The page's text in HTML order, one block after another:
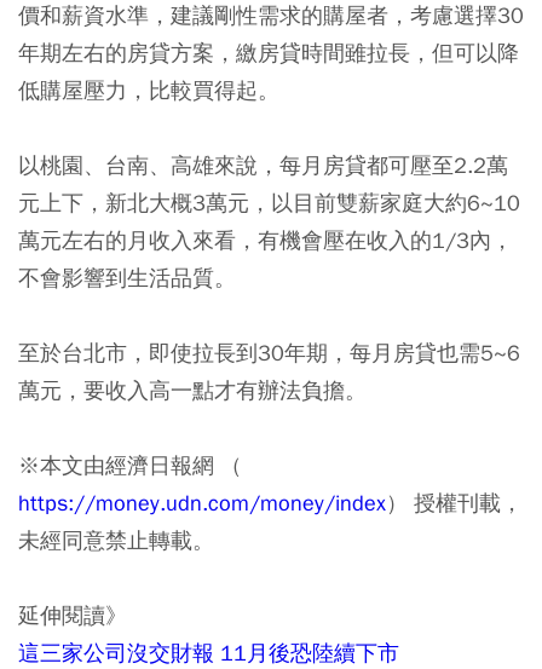
價和薪資水準，建議剛性需求的購屋者，考慮選擇30
年期左右的房貸方案，繳房貸時間雖拉長，但可以降
低購屋壓力，比較買得起。
以桃園、台南、高雄來說，每月房貸都可壓至2.2萬
元上下，新北大概3萬元，以目前雙薪家庭大約6~10
萬元左右的月收入來看，有機會壓在收入的1/3內，
不會影響到生活品質。
至於台北市，即使拉長到30年期，每月房貸也需5~6
萬元，要收入高一點才有辦法負擔。
※本文由經濟日報網 （
https://money.udn.com/money/index） 授權刊載，
未經同意禁止轉載。
延伸閱讀》
這三家公司沒交財報 11月後恐陸續下市